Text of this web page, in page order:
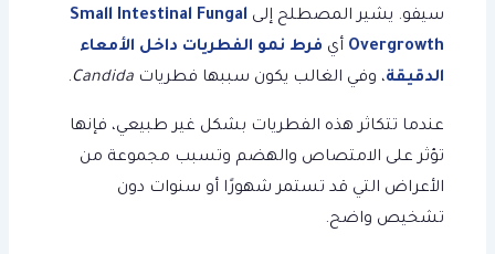
سيفو. يشير المصطلح إلى Small Intestinal Fungal
Overgrowth أي فرط نمو الفطريات داخل الأمعاء
الدقيقة، وفي الغالب يكون سببها فطرياتCandida
.
عندما تتكاثر هذه الفطريات بشكل غير طبيعي، فإنها
تؤثر على الامتصاص والهضم وتسبب مجموعة من
الأعراض التي قد تستمر شهورًا أو سنوات دون
تشخيص واضح.